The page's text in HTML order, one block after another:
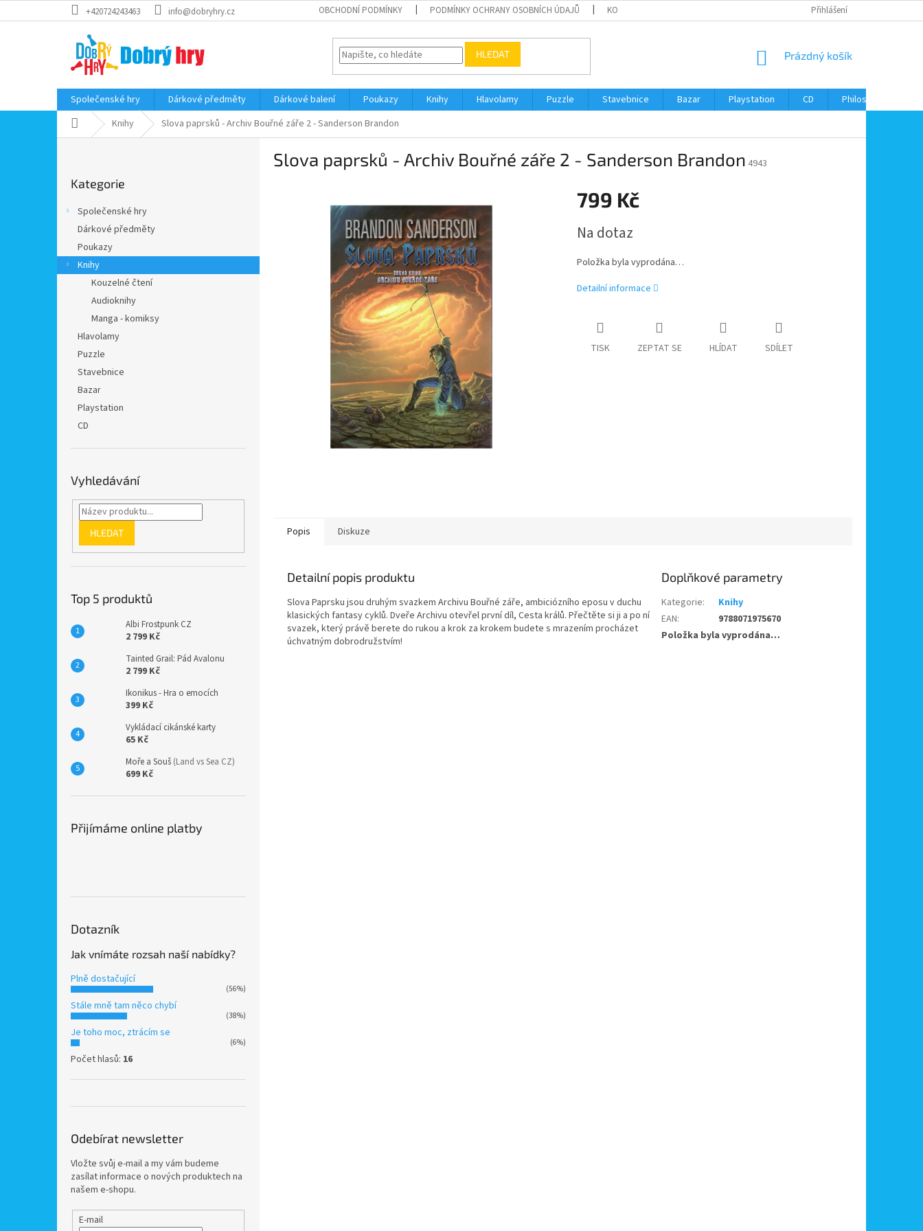
na
+420724243463 info@dobryhry.cz OBCHODNÍ PODMÍNKY PODMÍNKY OCHRANY OSOBNÍCH ÚDAJŮ KONTAKTY Přihlášení
HLEDAT
NÁKUPNÍ
Prázdný košík
Společenské hry Dárkové předměty Dárkové balení Poukazy Knihy Hlavolamy Puzzle Stavebnice Bazar Playstation CD Philos
Domů Knihy Slova paprsků - Archiv Bouřné záře 2 - Sanderson Brandon
kategorie
Kategorie
Společenské hry
Dárkové předměty
Poukazy
Knihy
Kouzelné čtení
Audioknihy
Manga - komiksy
Hlavolamy
Puzzle
Stavebnice
Bazar
Playstation
CD
Vyhledávání
HLEDAT
Top 5 produktů
Albi Frostpunk CZ
2 799 Kč
Tainted Grail: Pád Avalonu
2 799 Kč
Ikonikus - Hra o emocích
399 Kč
Vykládací cikánské karty
65 Kč
Moře a Souš (Land vs Sea CZ)
699 Kč
Přijímáme online platby
Dotazník
Jak vnímáte rozsah naší nabídky?
Plně dostačující
(56%)
Stále mně tam něco chybí
(38%)
Je toho moc, ztrácím se
(6%)
Počet hlasů: 16
Odebírat newsletter
Vložte svůj e-mail a my vám budeme
zasílat informace o nových produktech na
našem e-shopu.
E-mail
Slova paprsků - Archiv Bouřné záře 2 - Sanderson Brandon 4943
799 Kč
cena:
Na dotaz
Položka byla vyprodána…
Detailní informace
TISK ZEPTAT SE HLÍDAT SDÍLET
Popis Diskuze
Detailní popis produktu
Slova Paprsku jsou druhým svazkem Archivu Bouřné záře, ambiciózního eposu v duchu
klasických fantasy cyklů. Dveře Archivu otevřel první díl, Cesta králů. Přečtěte si ji a po ní
svazek, který právě berete do rukou a krok za krokem budete s mrazením procházet
úchvatným dobrodružstvím!
Doplňkové parametry
Kategorie:
Knihy
EAN:
9788071975670
Položka byla vyprodána…